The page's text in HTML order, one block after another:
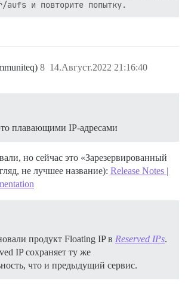
14.Август.2022 21:16:40
8
плавающими IP-адресами
но сейчас это «Зарезервированный
не лучшее название): Release Notes |
продукт Floating IP в Reserved IPs.
IP сохраняет ту же
что и предыдущий сервис.